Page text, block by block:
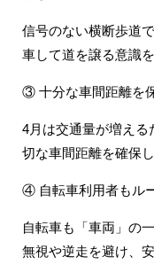
信号のない横断歩道
車して道を譲る意識
③ 十分な車間距離を
4月は交通量が増える
切な車間距離を確保し
④ 自転車利用者もル
自転車も「車両」の
無視や逆走を避け、